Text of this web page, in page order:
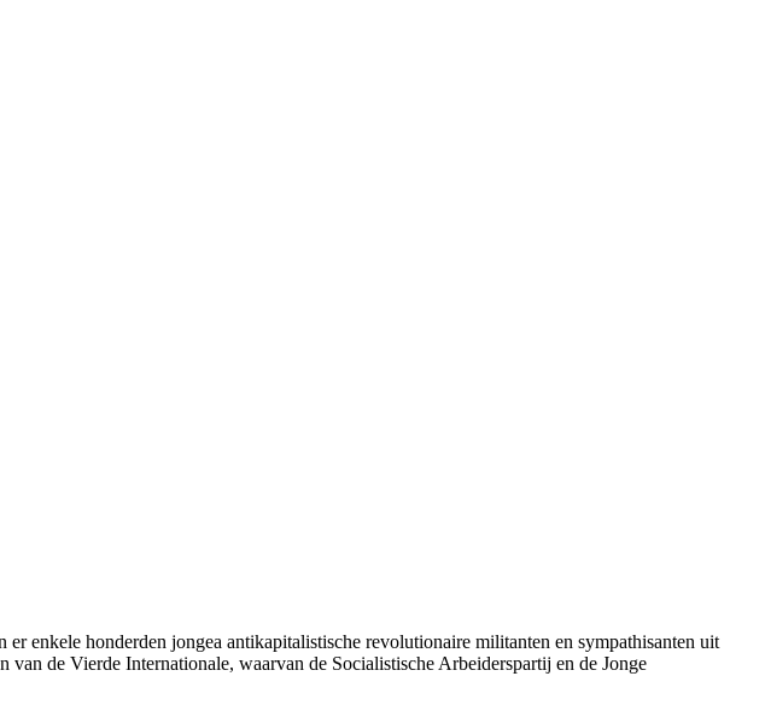
enkele honderden jongea antikapitalistische revolutionaire militanten en sympathisanten uit
de Vierde Internationale, waarvan de Socialistische Arbeiderspartij en de Jonge